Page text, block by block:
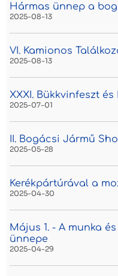
Hármas ünnep a
2025-08-13
VI. Kamionos
2025-08-13
XXXI. Bükkvinfeszt
2025-07-01
II. Bogácsi Jármű
2025-05-28
Kerékpártúrával a
2025-04-30
Május 1. - A munka
ünnepe
2025-04-29